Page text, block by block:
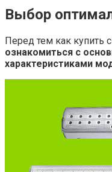
Выбор
Перед тем как купить
ознакомиться с
характеристиками